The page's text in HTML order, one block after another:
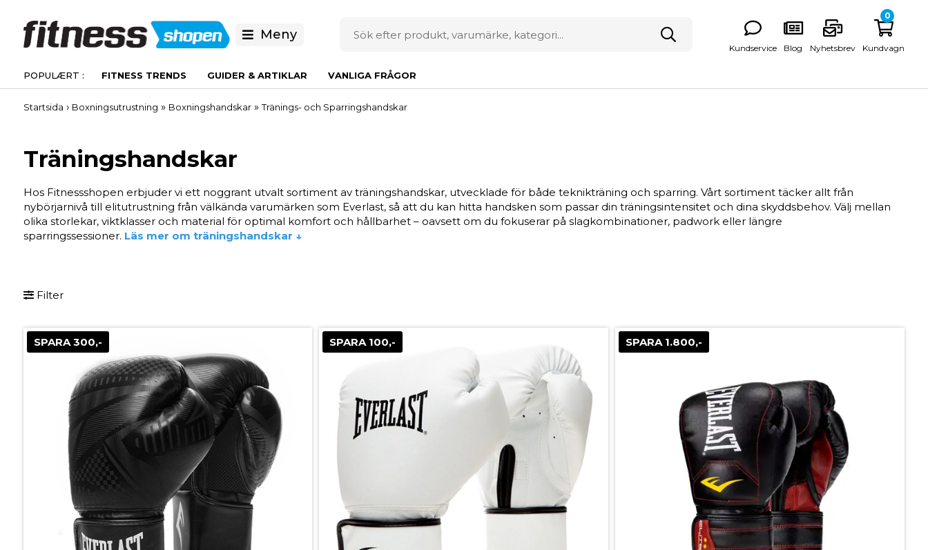
Meny
Kundservice Blog Nyhetsbrev Kundvagn
0
FITNESS TRENDS GUIDER & ARTIKLAR VANLIGA FRÅGOR
Startsida › Boxningsutrustning » Boxningshandskar»Tränings- och Sparringshandskar
Träningshandskar
Hos Fitnessshopen erbjuder vi ett noggrant utvalt sortiment av träningshandskar, utvecklade för både teknikträning och sparring. Vårt sortiment täcker allt från
nybörjarnivå till elitutrustning från välkända varumärken som Everlast, så att du kan hitta handsken som passar din träningsintensitet och dina skyddsbehov. Välj mellan
olika storlekar, viktklasser och material för optimal komfort och hållbarhet – oavsett om du fokuserar på slagkombinationer, padwork eller längre
sparringssessioner. Läs mer om träningshandskar ↓
Filter
SPARA 300,- SPARA 100,- SPARA 1.800,-